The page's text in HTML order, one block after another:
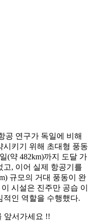
공 연구가 독일에 비해
시키기 위해 초대형 풍동
(약 482km)까지 도달 가
고, 이어 실제 항공기를
규모의 거대 풍동이 완
시설은 진주만 공습 이
적인 역할을 수행했다.
앞서가세요 !!